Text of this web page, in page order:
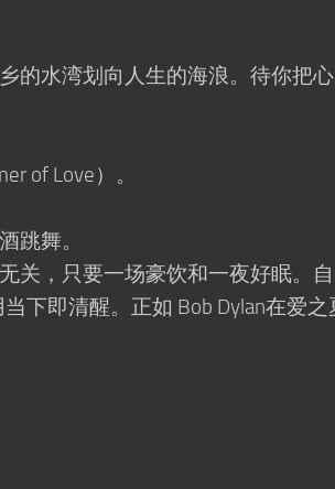
水湾划向人生的海浪。待你把
of Love）。
舞。
，只要一场豪饮和一夜好眠。
即清醒。正如 Bob Dylan在爱之